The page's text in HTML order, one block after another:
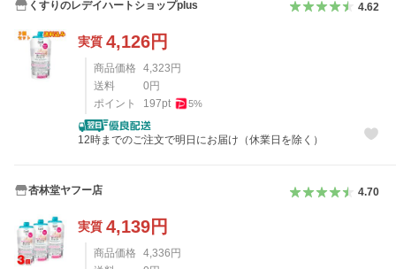
くすりのレデイハートショップplus 4.62
実質 4,126円
商品価格 4,323円
送料
0円
ポイント
197pt 5%
12時までのご注文で明日にお届け（休業日を除く）
杏林堂ヤフー店 4.70
実質 4,139円
商品価格 4,336 円